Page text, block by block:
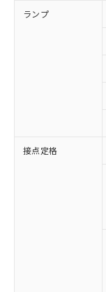
ランプ
接点定格